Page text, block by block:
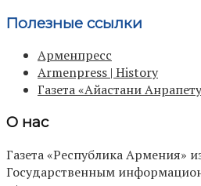
Полезные ссылки
Арменпресс
Armenpress | History
Газета «Айастани
О нас
Газета «Республика Армения»
Государственным